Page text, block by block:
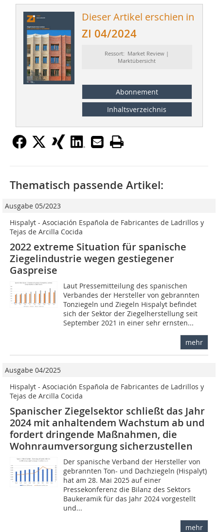
Dieser Artikel erschien in
ZI 04/2024
Ressort: Market Review |
Marktübersicht
Abonnement
Inhaltsverzeichnis
Thematisch passende Artikel:
Ausgabe 05/2023
Hispalyt - Asociación Española de Fabricantes de Ladrillos y
Tejas de Arcilla Cocida
2022 extreme Situation für spanische
Ziegelindustrie wegen gestiegener
Gaspreise
Laut Pressemitteilung des spanischen
Verbandes der Hersteller von gebrannten
Tonziegeln und Ziegeln Hispalyt befindet
sich der Sektor der Ziegelherstellung seit
September 2021 in einer sehr ernsten...
mehr
Ausgabe 04/2025
Hispalyt - Asociación Española de Fabricantes de Ladrillos y
Tejas de Arcilla Cocida
Spanischer Ziegelsektor schließt das Jahr
2024 mit anhaltendem Wachstum ab und
fordert dringende Maßnahmen, die
Wohnraumversorgung sicherzustellen
Der spanische Verband der Hersteller von
gebrannten Ton- und Dachziegeln (Hispalyt)
hat am 28. Mai 2025 auf einer
Pressekonferenz die Bilanz des Sektors
Baukeramik für das Jahr 2024 vorgestellt
und...
mehr